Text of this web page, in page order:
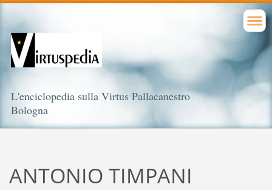
L'enciclopedia sulla Virtus Pallacanestro
Bologna
ANTONIO TIMPANI